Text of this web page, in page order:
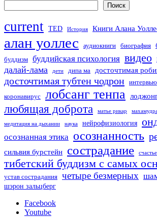
Поиск
current TED История Книги Алана
алан уоллес аудиокниги биография
буддизм буддийская психология видео
далай-лама
дети дипа ма досточтимая
досточтимая тубтен чодрон интервью
коронавирус лобсанг тенпа
любящая доброта матье рикар
медитация на дыхании наука нейрофизиология
осознанная этика осознанность
сильвия бурстейн сострадание счастье
тибетский буддизм с самых
устав сострадания четыре безмерных
шэрон зальцберг
Facebook
Youtube